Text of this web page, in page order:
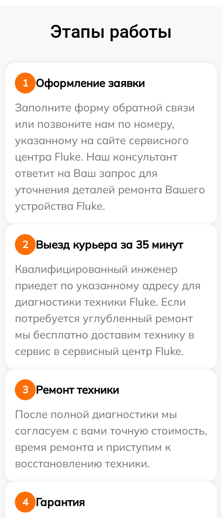
Этапы работы
1
Оформление заявки
Заполните форму обратной связи
или позвоните нам по номеру,
указанному на сайте сервисного
центра Fluke. Наш консультант
ответит на Ваш запрос для
уточнения деталей ремонта Вашего
устройства Fluke.
2
Выезд курьера за 35 минут
Квалифицированный инженер
приедет по указанному адресу для
диагностики техники Fluke. Если
потребуется углубленный ремонт
мы бесплатно доставим технику в
сервис в сервисный центр Fluke.
3
Ремонт техники
После полной диагностики мы
согласуем с вами точную стоимость,
время ремонта и приступим к
восстановлению техники.
4 Гарантия